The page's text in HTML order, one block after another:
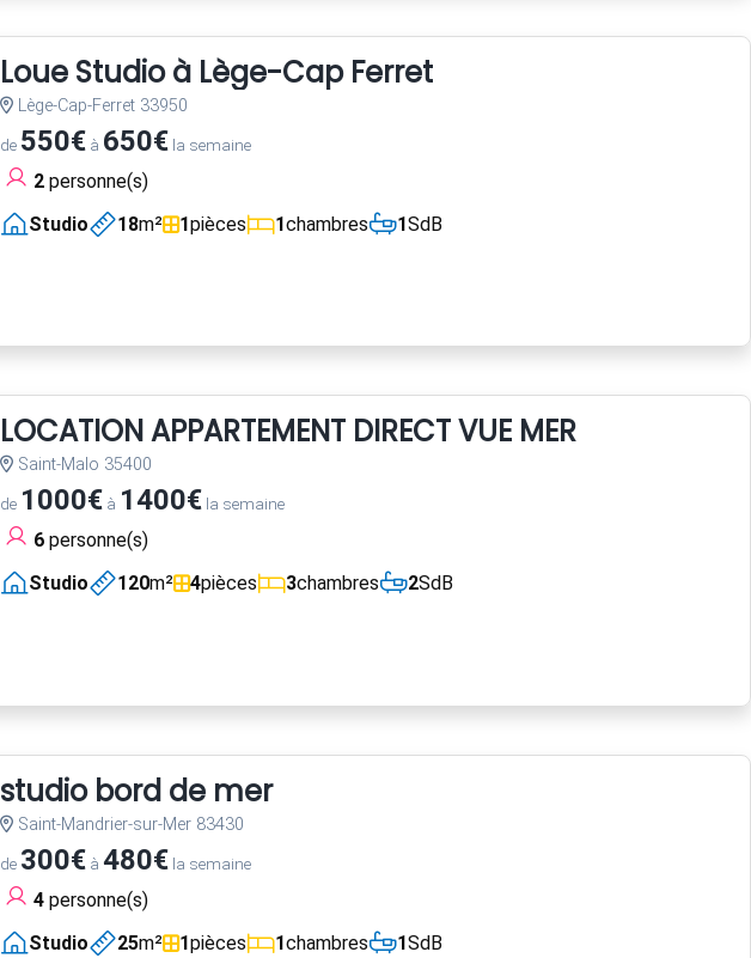
Loue Studio à Lège-Cap Ferret
Lège-Cap-Ferret 33950
de 550€à 650€la semaine
2personne(s)
Studio
18m² 1pièces 1chambres 1SdB
LOCATION APPARTEMENT DIRECT VUE MER
Saint-Malo 35400
de 1000€à 1400€la semaine
6personne(s)
Studio
120m² 4pièces 3chambres 2SdB
studio bord de mer
Saint-Mandrier-sur-Mer 83430
de 300€à 480€la semaine
4personne(s)
Studio
25m² 1pièces 1chambres 1SdB